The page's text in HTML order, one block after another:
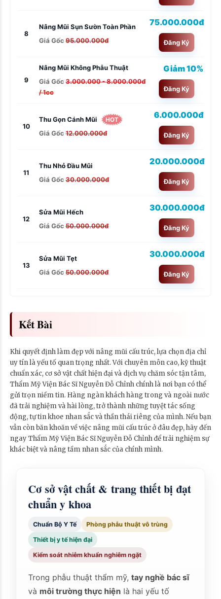
8
Nâng Mũi Sụn Sườn Toàn Phần
Giá Gốc 95.000.000đ
75.000.000đ
Đăng Ký
9
Nâng Mũi Không Phẫu Thuật
Giá Gốc 3.000.000 - 8.000.000đ
/ 1cc
Giảm 10%
Đăng Ký
10
Thu Gọn Cánh Mũi HOT
Giá Gốc 12.000.000đ
6.000.000đ
Đăng Ký
11
Thu Nhỏ Đầu Mũi
Giá Gốc 30.000.000đ
20.000.000đ
Đăng Ký
12
Sửa Mũi Hếch
Giá Gốc 50.000.000đ
30.000.000đ
Đăng Ký
13
Sửa Mũi Tẹt
Giá Gốc 50.000.000đ
30.000.000đ
Đăng Ký
Kết Bài
Khi quyết định làm đẹp với nâng mũi cấu trúc, lựa chọn địa chỉ
uy tín là yếu tố quan trọng nhất. Với chuyên môn cao, kỹ thuật
chuẩn xác, cơ sở vật chất hiện đại và dịch vụ chăm sóc tận tâm,
Thẩm Mỹ Viện Bác Sĩ Nguyễn Đỗ Chỉnh chính là nơi bạn có thể
gửi trọn niềm tin. Hàng ngàn khách hàng trong và ngoài nước
đã trải nghiệm và hài lòng, trở thành những tuyệt tác sống
động, tự tin khoe nhan sắc và thần thái riêng của mình. Nếu bạn
vẫn còn băn khoăn về việc nâng mũi cấu trúc ở đâu đẹp, hãy đến
ngay Thẩm Mỹ Viện Bác Sĩ Nguyễn Đỗ Chỉnh để trải nghiệm sự
khác biệt và nâng tầm nhan sắc của chính mình.
Cơ sở vật chất & trang thiết bị đạt
chuẩn y khoa
Chuẩn Bộ Y Tế Phòng phẫu thuật vô trùng
Thiết bị y tế hiện đại
Kiểm soát nhiễm khuẩn nghiêm ngặt
Trong phẫu thuật thẩm mỹ,tay nghề bác sĩ
và môi trường thực hiện là hai yếu tố